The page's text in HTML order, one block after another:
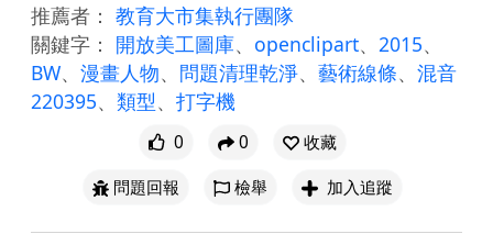
推薦者： 教育大市集執行團隊
關鍵字： 開放美工圖庫、 openclipart、 2015、
BW、 漫畫人物、 問題清理乾淨、 藝術線條、 混音
220395、 類型、 打字機
0 0
收藏
問題回報
檢舉 加入追蹤